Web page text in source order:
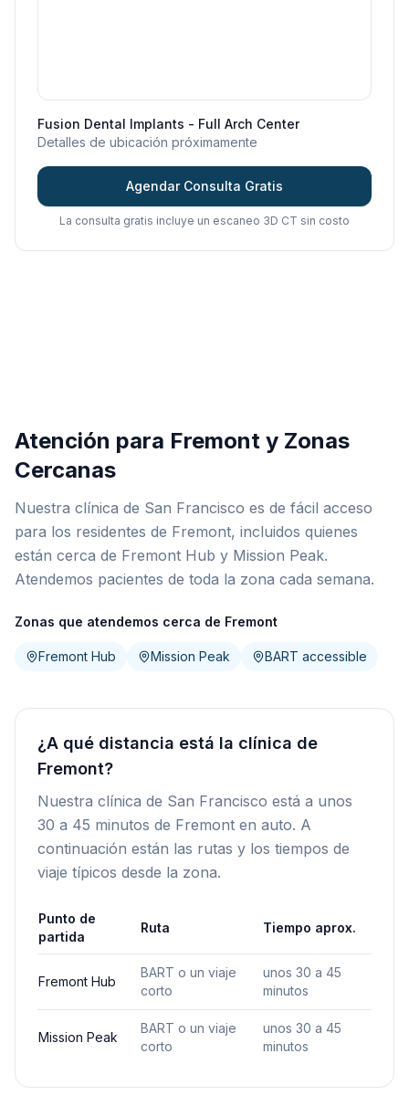
Fusion Dental Implants - Full Arch Center
Detalles de ubicación próximamente
Agendar Consulta Gratis
La consulta gratis incluye un escaneo 3D CT sin costo
Atención para Fremont y Zonas
Cercanas
Nuestra clínica de San Francisco es de fácil acceso
para los residentes de Fremont, incluidos quienes
están cerca de Fremont Hub y Mission Peak.
Atendemos pacientes de toda la zona cada semana.
Zonas que atendemos cerca de Fremont
Fremont Hub Mission Peak BART accessible
¿A qué distancia está la clínica de
Fremont?
Nuestra clínica de San Francisco está a unos
30 a 45 minutos de Fremont en auto. A
continuación están las rutas y los tiempos de
viaje típicos desde la zona.
Punto de
partida
Ruta Tiempo aprox.
Fremont Hub
BART o un viaje
corto
unos 30 a 45
minutos
Mission Peak
BART o un viaje
corto
unos 30 a 45
minutos